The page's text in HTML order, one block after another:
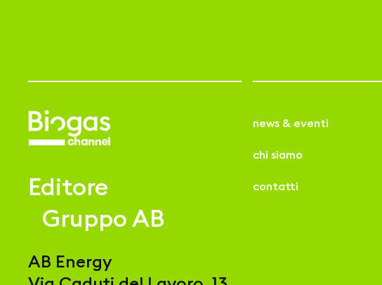
Editore
Gruppo AB
AB Energy
news & eventi
chi siamo
contatti